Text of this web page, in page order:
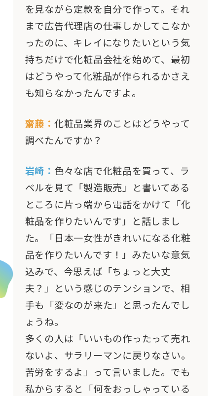
を見ながら定款を自分で作って。それ
まで広告代理店の仕事しかしてこなか
ったのに、キレイになりたいという気
持ちだけで化粧品会社を始めて、最初
はどうやって化粧品が作られるかさえ
も知らなかったんですよ。
齋藤： 化粧品業界のことはどうやって
調べたんですか？
岩崎： 色々な店で化粧品を買って、ラ
ベルを見て「製造販売」と書いてある
ところに片っ端から電話をかけて「化
粧品を作りたいんです」と話しまし
た。「日本一女性がきれいになる化粧
品を作りたいんです！」みたいな意気
込みで、今思えば「ちょっと大丈
夫？」という感じのテンションで、相
手も「変なのが来た」と思ったんでし
ょうね。
多くの人は「いいもの作ったって売れ
ないよ、サラリーマンに戻りなさい。
苦労をするよ」って言いました。でも
私からすると「何をおっしゃっている